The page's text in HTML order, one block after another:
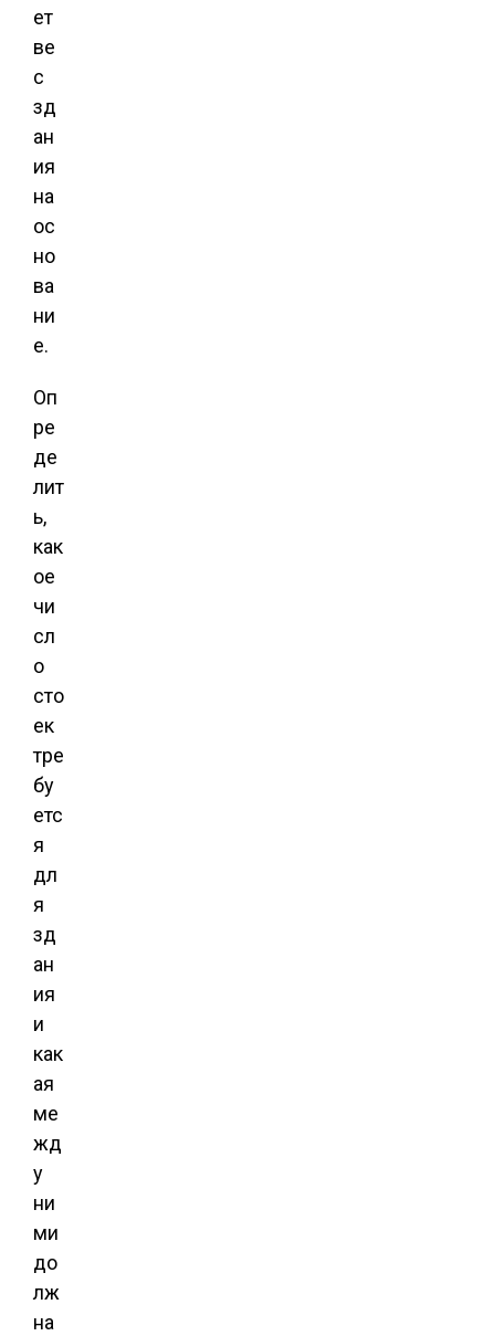
ет
ве
с
зд
ан
ия
на
ос
но
ва
ни
е.
Оп
ре
де
лит
ь,
как
ое
чи
сл
о
сто
ек
тре
бу
етс
я
дл
я
зд
ан
ия
и
как
ая
ме
жд
у
ни
ми
до
лж
на